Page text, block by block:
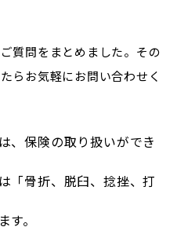
質問をまとめました。 その
らお気軽にお問い合わせく
、保険の取り扱いができ
「骨折、脱臼、捻挫、打
。